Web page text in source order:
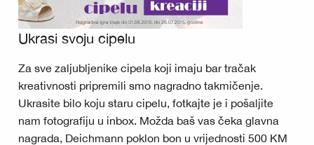
Ukrasi svoju cipelu
Za sve zaljubljenike cipela koji imaju bar tračak
kreativnosti pripremili smo nagradno takmičenje.
Ukrasite bilo koju staru cipelu, fotkajte je i pošaljite
nam fotografiju u inbox. Možda baš vas čeka glavna
nagrada, Deichmann poklon bon u vrijednosti 500 KM